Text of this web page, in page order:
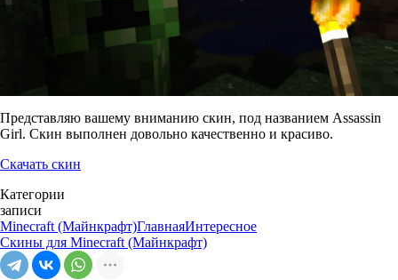
Представляю вашему вниманию скин, под названием Assassin
Girl. Скин выполнен довольно качественно и красиво.
Скачать скин
Категории
записи
Minecraft (Майнкрафт)ГлавнаяИнтересное
Скины для Minecraft (Майнкрафт)